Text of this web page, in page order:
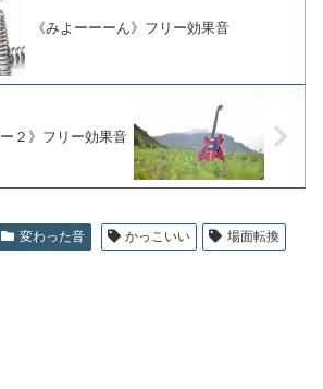
《みよーーーん》フリー効果音
ー２》フリー効果音
変わった音 かっこいい 場面転換